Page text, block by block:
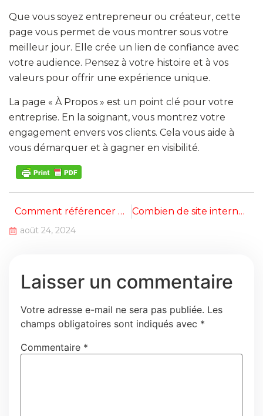
Que vous soyez entrepreneur ou créateur, cette
page vous permet de vous montrer sous votre
meilleur jour. Elle crée un lien de confiance avec
votre audience. Pensez à votre histoire et à vos
valeurs pour offrir une expérience unique.
La page « À Propos » est un point clé pour votre
entreprise. En la soignant, vous montrez votre
engagement envers vos clients. Cela vous aide à
vous démarquer et à gagner en visibilité.
Comment référencer un produit Combien de site internet dans le monde ?
août 24, 2024
Laisser un commentaire
Votre adresse e-mail ne sera pas publiée. Les
champs obligatoires sont indiqués avec *
Commentaire *